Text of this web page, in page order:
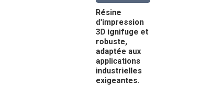
Résine
d'impression
3D ignifuge et
robuste,
adaptée aux
applications
industrielles
exigeantes.